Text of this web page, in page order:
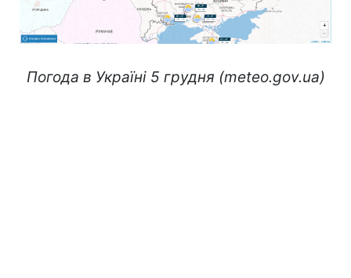
Погода в Україні 5 грудня (meteo.gov.ua)